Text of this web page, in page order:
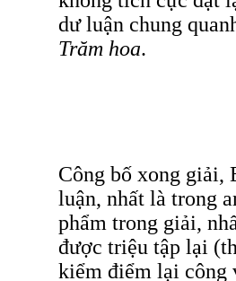
dư luận chung
Trăm hoa.
Công bố xong giải,
luận, nhất là trong
phẩm trong giải,
được triệu tập lại
kiểm điểm lại công